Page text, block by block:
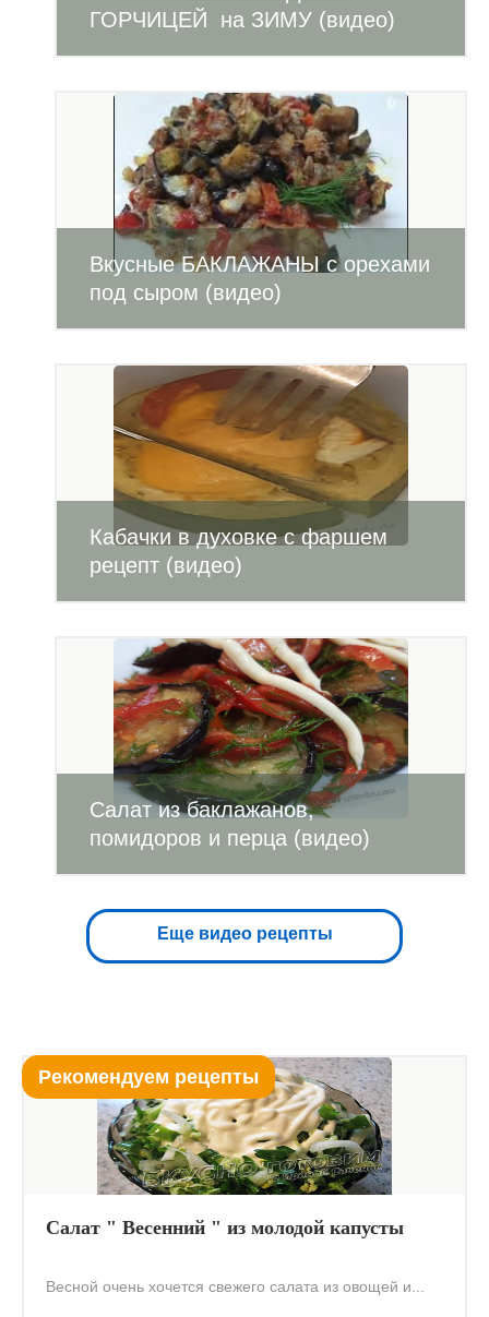
ГОРЧИЦЕЙ на ЗИМУ (видео)
Вкусные БАКЛАЖАНЫ с орехами
под сыром (видео)
Кабачки в духовке с фаршем
рецепт (видео)
Салат из баклажанов,
помидоров и перца (видео)
Еще видео рецепты
Рекомендуем рецепты
Салат " Весенний " из молодой капусты
Весной очень хочется свежего салата из овощей и...